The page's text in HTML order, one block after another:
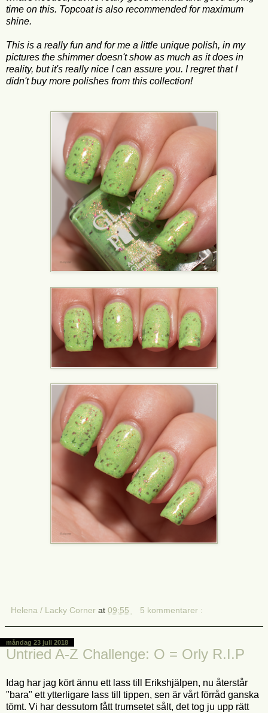
time on this. Topcoat is also recommended for maximum
shine.
This is a really fun and for me a little unique polish, in my
pictures the shimmer doesn't show as much as it does in
reality, but it's really nice I can assure you. I regret that I
didn't buy more polishes from this collection!
Helena / Lacky Corner at 09:55 5 kommentarer :
måndag 23 juli 2018
Untried A-Z Challenge: O = Orly R.I.P
Idag har jag kört ännu ett lass till Erikshjälpen, nu återstår
"bara" ett ytterligare lass till tippen, sen är vårt förråd ganska
tömt. Vi har dessutom fått trumsetet sålt, det tog ju upp rätt